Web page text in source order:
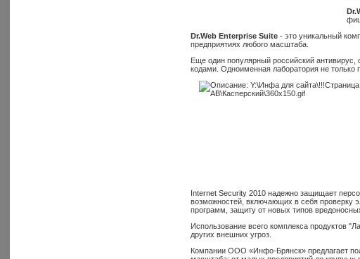
Dr.Web Enterprise Suite - это уникальный
предприятиях любого масштаба.
Еще один популярный российский
кодами. Одноименная лаборатория не только
Internet Security 2010 надежно защищает
возможностей, включающих в себя проверку
программ, защиту от новых типов
Использование всего комплекса продуктов
других внешних угроз.
Компании ООО «Инфо-Брянск» предлагает